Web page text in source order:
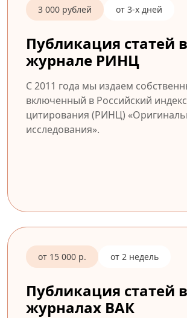
3 000 рублей от 3-х дней
Публикация статей в
журнале РИНЦ
С 2011 года мы издаем
включенный в Российский
цитирования (РИНЦ)
исследования».
от 15 000 р. от 2 недель
Публикация статей в
журналах ВАК